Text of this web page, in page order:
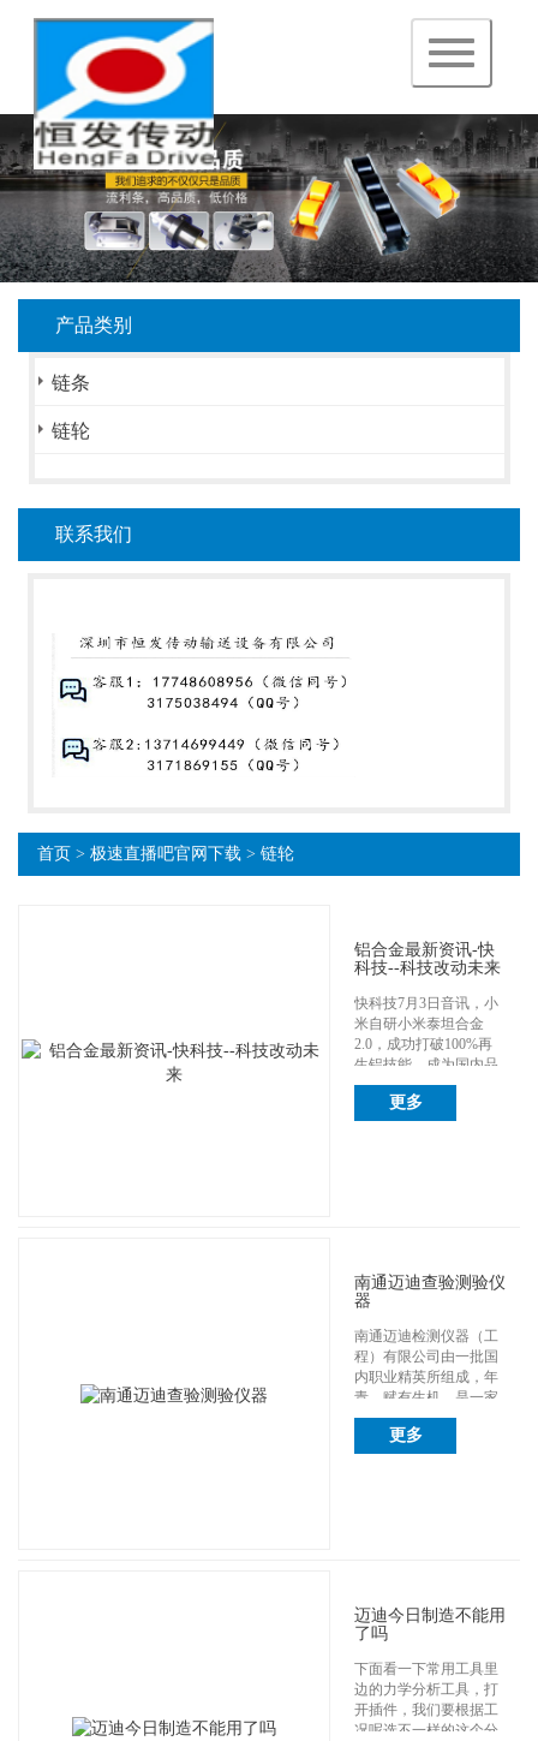
navigation
产品类别
链条
链轮
联系我们
首页 > 极速直播吧官网下载 > 链轮
铝合金最新资讯-快
科技--科技改动未来
快科技7月3日音讯，小
米自研小米泰坦合金
2.0，成功打破100%再
生铝技能，成为国内品
牌首个量产...
更多
南通迈迪查验测验仪
器
南通迈迪检测仪器（工
程）有限公司由一批国
内职业精英所组成，年
青、赋有生机，是一家
专门干管道检测设...
更多
迈迪今日制造不能用
了吗
下面看一下常用工具里
边的力学分析工具，打
开插件，我们要根据工
况呢选不一样的这个分